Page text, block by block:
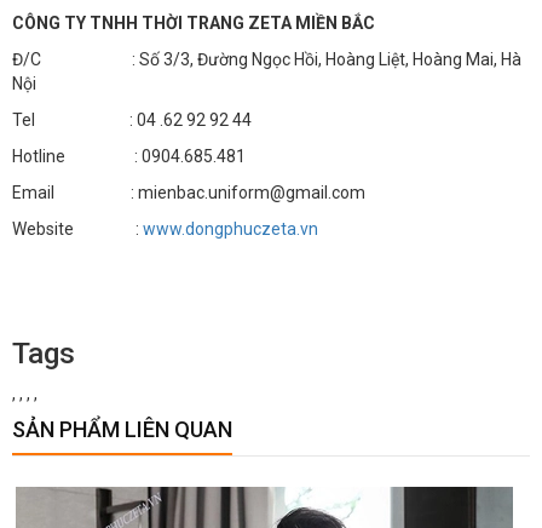
CÔNG TY TNHH THỜI TRANG ZETA MIỀN BẮC
Đ/C : Số 3/3, Đường Ngọc Hồi, Hoàng Liệt, Hoàng Mai, Hà
Nội
Tel : 04 .62 92 92 44
Hotline : 0904.685.481
Email : mienbac.uniform@gmail.com
Website : www.dongphuczeta.vn
Tags
, , , ,
SẢN PHẨM LIÊN QUAN